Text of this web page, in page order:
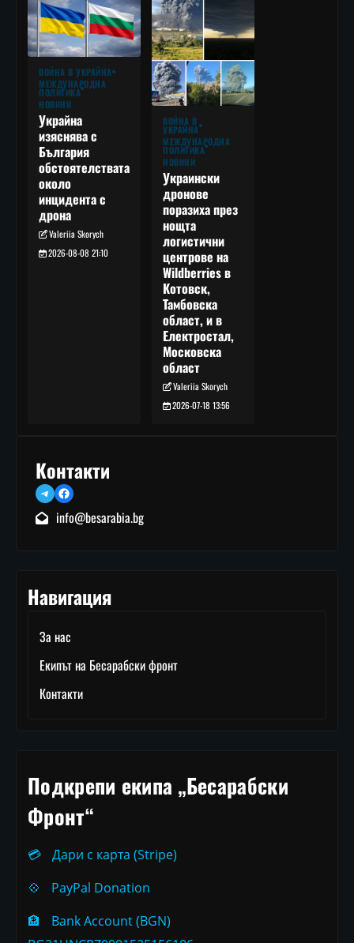
ВОЙНА В УКРАЙНА
МЕЖДУНАРОДНА
ПОЛИТИКА
НОВИНИ
Украйна
изяснява с
България
обстоятелствата
около
инцидента с
дрона
Valeriia Skorych
2026-08-08 21:10
ВОЙНА В
УКРАЙНА
МЕЖДУНАРОДНА
ПОЛИТИКА
НОВИНИ
Украински
дронове
поразиха през
нощта
логистични
центрове на
Wildberries в
Котовск,
Тамбовска
област, и в
Електростал,
Московска
област
Valeriia Skorych
2026-07-18 13:56
Контакти
TelegramFacebook
info@besarabia.bg
Навигация
За нас
Екипът на Бесарабски фронт
Контакти
Подкрепи екипа „Бесарабски
Фронт“
💳
Дари с карта (Stripe)
💠
PayPal Donation
🏦
Bank Account (BGN)